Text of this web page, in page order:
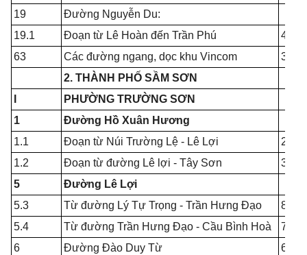
19
Đường Nguyễn Du:
19.1
Đoạn từ Lê Hoàn đến Trần Phú
63
Các đường ngang, dọc khu Vincom
2. THÀNH PHỐ SẦM SƠN
PHƯỜNG TRƯỜNG SƠN
1
Đường Hồ Xuân Hương
1.1
Đoạn từ Núi Trường Lệ - Lê Lợi
1.2
Đoạn từ đường Lê lợi - Tây Sơn
5
Đường Lê Lợi
5.3
Từ đường Lý Tự Trọng - Trần Hưng Đạo
5.4
Từ đường Trần Hưng Đạo - Cầu Bình Hoà
6
Đường Đào Duy Từ